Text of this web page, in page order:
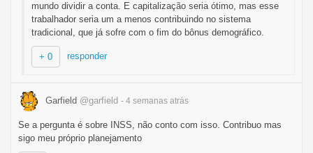
mundo dividir a conta. E capitalização seria ótimo, mas esse
trabalhador seria um a menos contribuindo no sistema
tradicional, que já sofre com o fim do bônus demográfico.
+ 0 responder
Garfield @garfield - 4 semanas atrás
Se a pergunta é sobre INSS, não conto com isso. Contribuo mas
sigo meu próprio planejamento